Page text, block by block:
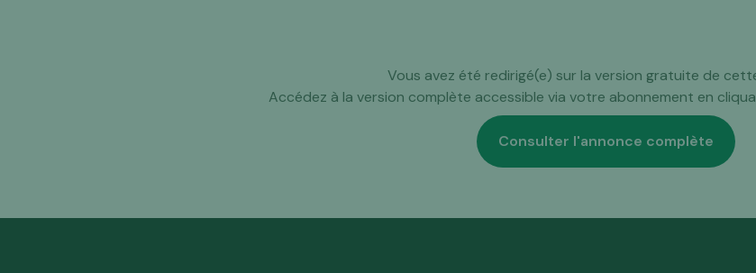
Vous avez été redirigé(e) sur la version gratuite de
Accédez à la version complète accessible via votre abonnement en
Consulter l'annonce complète